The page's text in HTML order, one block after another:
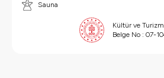
Sauna
Kültür ve Turizm
Belge No : 07-